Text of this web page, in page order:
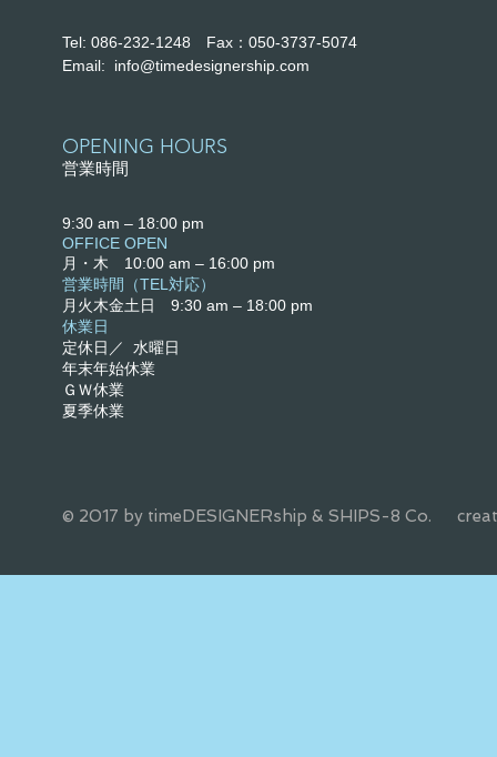
Tel: 086-232-1248 Fax：050-3737-5074
Email: info@timedesignership.com
OPENING HOURS
営業時間
9:30 am – 18:00 pm
OFFICE OPEN
月・木 10:00 am – 16:00 pm
営業時間（TEL対応）
月火木金土日
9:30 am – 18:00 pm
​休業日
定休日／ 水曜日
年末年始休業
ＧＷ休業
夏季休業
© 2017 by timeDESIGNERship & SHIPS-8 Co.